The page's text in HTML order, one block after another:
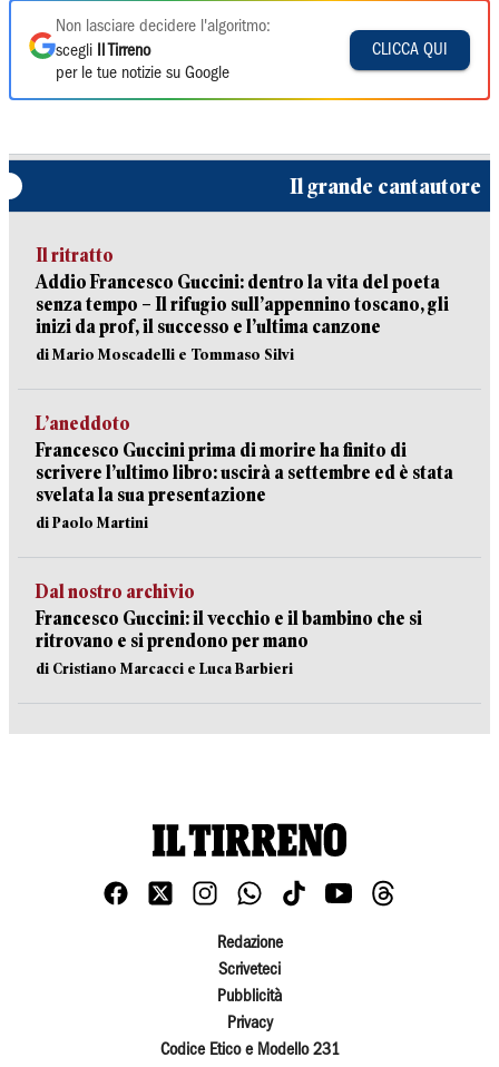
Non lasciare decidere l'algoritmo:
scegli
Il Tirreno
per le tue notizie su Google
CLICCA QUI
Il grande cantautore
Il ritratto
Addio Francesco Guccini: dentro la vita del poeta
senza tempo – Il rifugio sull’appennino toscano, gli
inizi da prof, il successo e l’ultima canzone
di Mario Moscadelli e Tommaso Silvi
L’aneddoto
Francesco Guccini prima di morire ha finito di
scrivere l’ultimo libro: uscirà a settembre ed è stata
svelata la sua presentazione
di Paolo Martini
Dal nostro archivio
Francesco Guccini: il vecchio e il bambino che si
ritrovano e si prendono per mano
di Cristiano Marcacci e Luca Barbieri
Redazione
Scriveteci
Pubblicità
Privacy
Codice Etico e Modello 231